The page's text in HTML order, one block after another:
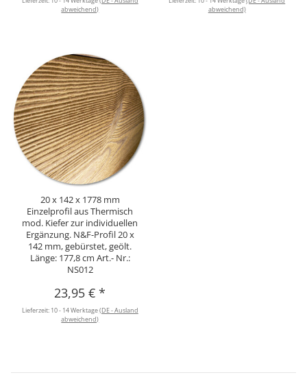
abweichend)
abweichend)
20 x 142 x 1778 mm
Einzelprofil aus Thermisch
mod. Kiefer zur individuellen
Ergänzung. N&F-Profil 20 x
142 mm, gebürstet, geölt.
Länge: 177,8 cm Art.- Nr.:
NS012
23,95 €*
Lieferzeit: 10 - 14 Werktage(DE - Ausland
abweichend)